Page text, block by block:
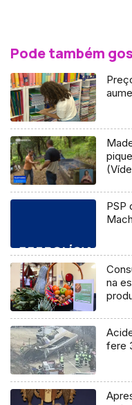
Pode também
PSP
na
fere